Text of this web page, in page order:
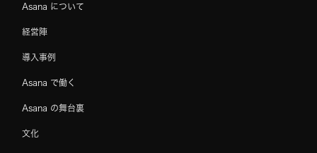
Asana について
経営陣
導入事例
Asana で働く
Asana の舞台裏
文化